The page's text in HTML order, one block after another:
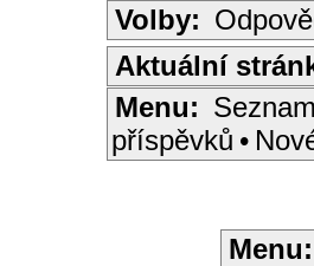
Volby:
Aktuální
Menu:
příspěvků •
Menu: